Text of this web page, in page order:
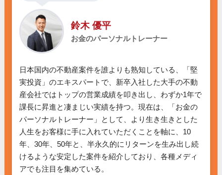
鈴木 優平
お金のパーソナルトレーナー
日本国内の不動産案件を誰よりも熟知している、「堅
実投資」のエキスパートで、新卒入社した大手の不動
産会社ではトップの営業成績を叩き出し、わずか1年で
課長に昇進と凄まじい実績を持つ。現在は、「お金の
パーソナルトレーナー」として、より生き生きとした
人生をお客様に手に入れていただくことを軸に、10
年、30年、50年と、半永久的にリターンを生み出し続
けるような安定した案件を紹介しており、各種メディ
アでも注目を集めている。